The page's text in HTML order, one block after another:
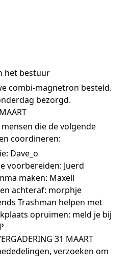
het bestuur
combi-magnetron besteld.
bezorgd.
die de volgende
coordineren:
Dave_o
voorbereiden: Juerd
maken: Maxell
achteraf: morphje
Trashman helpen met
opruimen: meld je bij
31 MAART
verzoeken om